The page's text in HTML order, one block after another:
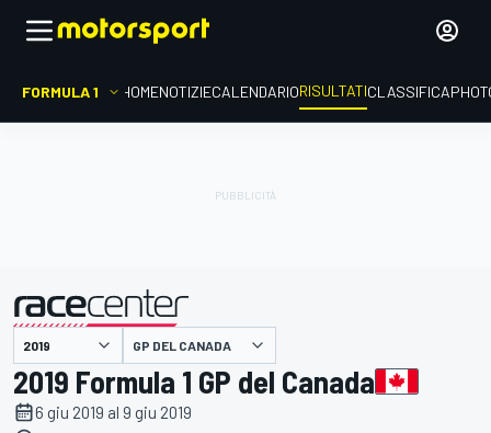
FORMULA 1 HOMENOTIZIECALENDARIORISULTATICLASSIFICA
presentato da GP DEL CANADA
2019 Formula 1 GP del Canada
6 giu 2019 al 9 giu 2019